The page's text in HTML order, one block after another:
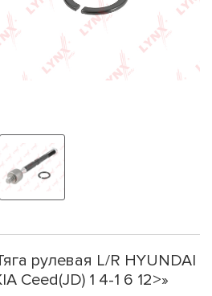
рулевая L/R HYUNDAI
Ceed(JD) 1 4-1 6 12>»